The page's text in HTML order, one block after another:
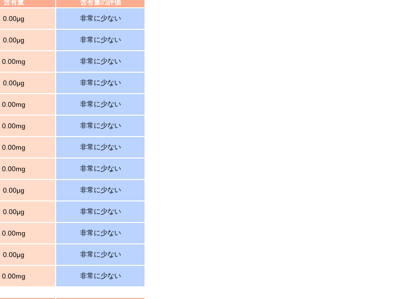
含有量 含有量の評価
0.00μg 非常に少ない
0.00μg 非常に少ない
0.00mg 非常に少ない
0.00μg 非常に少ない
0.00mg 非常に少ない
0.00mg 非常に少ない
0.00mg 非常に少ない
0.00mg 非常に少ない
0.00μg 非常に少ない
0.00μg 非常に少ない
0.00mg 非常に少ない
0.00μg 非常に少ない
0.00mg 非常に少ない